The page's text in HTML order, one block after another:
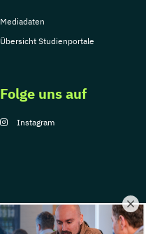
Mediadaten
Übersicht Studienportale
Folge uns auf
Instagram